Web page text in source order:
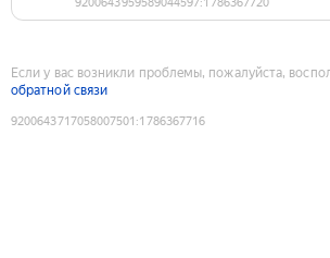
Если у вас возникли проблемы, пожалуйста,
обратной связи
9200643717058007501 :1786367716